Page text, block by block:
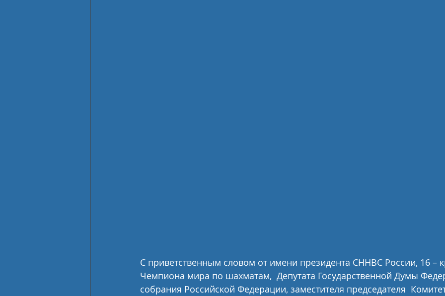
С приветственным словом от имени президента СННВС России, 16 –
Чемпиона мира по шахматам,  Депутата Государственной Думы
собрания Российской Федерации, заместителя председателя